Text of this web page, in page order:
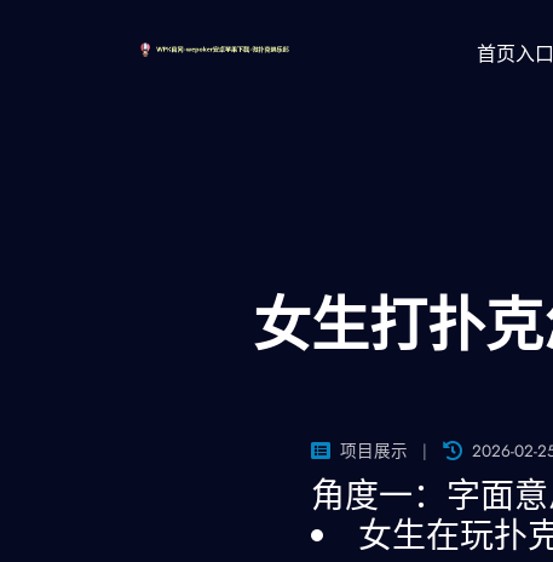
首页入口
女生打扑
项目展示 2026-02-
角度一：字面
女生在玩扑